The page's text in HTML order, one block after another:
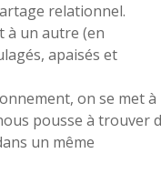
relationnel.
à un autre (en
apaisés et
on se met à
pousse à trouver
un même